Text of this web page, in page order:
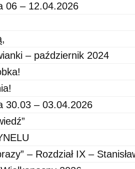
06 – 12.04.2026
– październik 2024
30.03 – 03.04.2026
– Rozdział IX –